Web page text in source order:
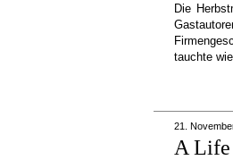
Die
tauchte
21.
A Life